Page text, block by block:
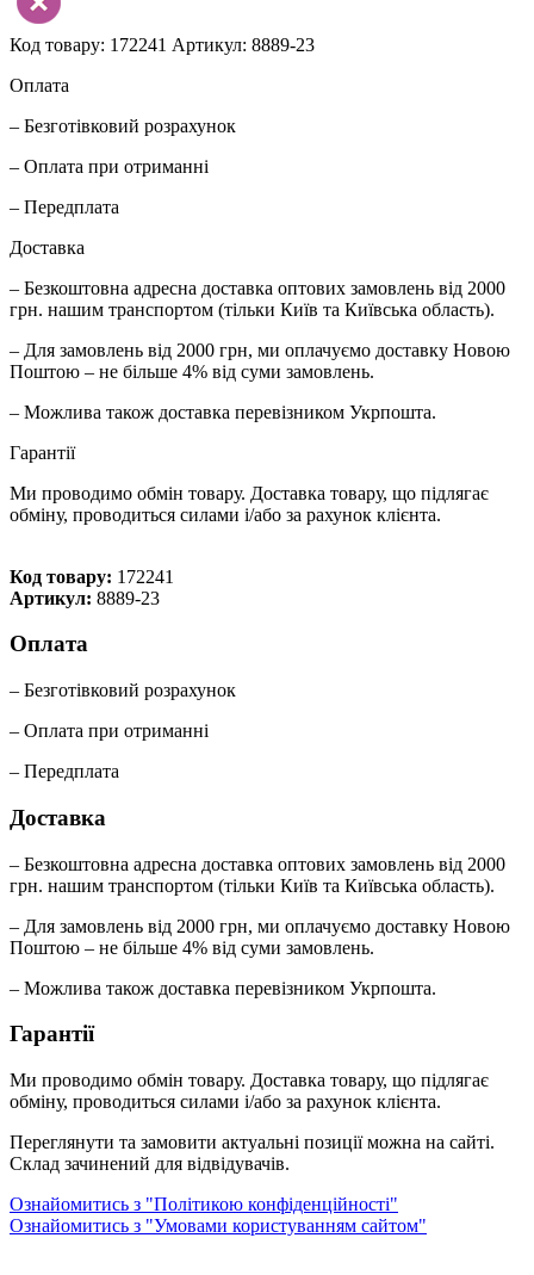
Код товару: 172241 Артикул: 8889-23
Оплата
– Безготівковий розрахунок
– Оплата при отриманні
– Передплата
Доставка
– Безкоштовна адресна доставка оптових замовлень від 2000
грн. нашим транспортом (тільки Київ та Київська область).
– Для замовлень від 2000 грн, ми оплачуємо доставку Новою
Поштою – не більше 4% від суми замовлень.
– Можлива також доставка перевізником Укрпошта.
Гарантії
Ми проводимо обмін товару. Доставка товару, що підлягає
обміну, проводиться силами і/або за рахунок клієнта.
Код товару: 172241
Артикул: 8889-23
Оплата
– Безготівковий розрахунок
– Оплата при отриманні
– Передплата
Доставка
– Безкоштовна адресна доставка оптових замовлень від 2000
грн. нашим транспортом (тільки Київ та Київська область).
– Для замовлень від 2000 грн, ми оплачуємо доставку Новою
Поштою – не більше 4% від суми замовлень.
– Можлива також доставка перевізником Укрпошта.
Гарантії
Ми проводимо обмін товару. Доставка товару, що підлягає
обміну, проводиться силами і/або за рахунок клієнта.
Переглянути та замовити актуальні позиції можна на сайті.
Склад зачинений для відвідувачів.
Ознайомитись з "Політикою конфіденційності"
Ознайомитись з "Умовами користуванням сайтом"